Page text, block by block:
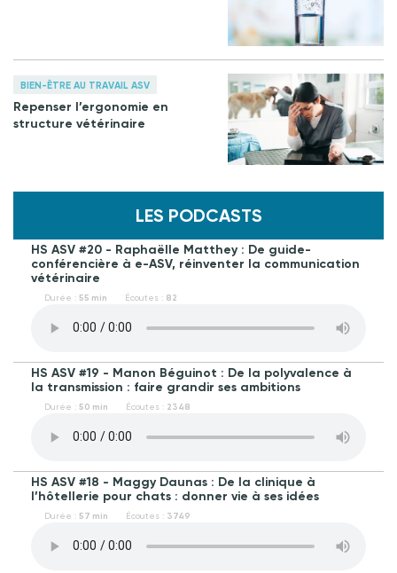
BIEN-ÊTRE AU TRAVAIL ASV
Repenser l’ergonomie en
structure vétérinaire
LES PODCASTS
HS ASV #20 - Raphaëlle Matthey : De guide-
conférencière à e-ASV, réinventer la communication
vétérinaire
Durée : 55 min Écoutes : 82
HS ASV #19 - Manon Béguinot : De la polyvalence à
la transmission : faire grandir ses ambitions
Durée : 50 min Écoutes : 2348
HS ASV #18 - Maggy Daunas : De la clinique à
l’hôtellerie pour chats : donner vie à ses idées
Durée : 57 min Écoutes : 3749